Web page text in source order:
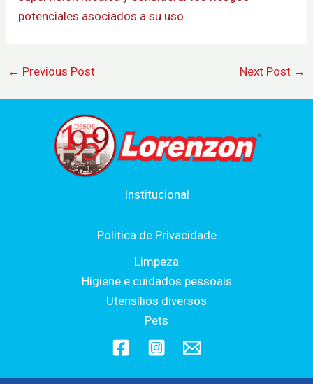
potenciales asociados a su uso.
← Previous Post Next Post →
Institucional
Politica de Privacidade
Limpeza
Higiene e cuidados pessoais
Utensílios diversos
Pets